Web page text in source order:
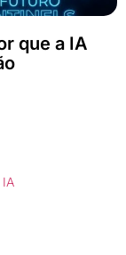
que a IA